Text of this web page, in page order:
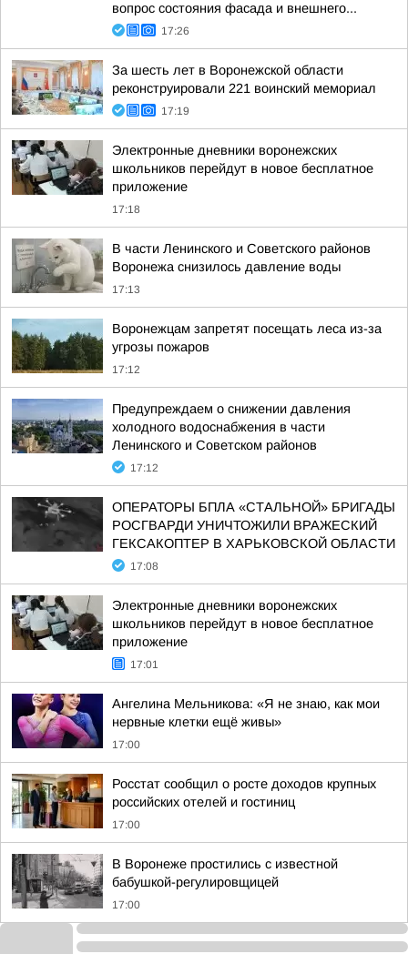
вопрос состояния фасада и внешнего...
17:26
За шесть лет в Воронежской области
реконструировали 221 воинский мемориал
17:19
Электронные дневники воронежских
школьников перейдут в новое бесплатное
приложение
17:18
В части Ленинского и Советского районов
Воронежа снизилось давление воды
17:13
Воронежцам запретят посещать леса из-за
угрозы пожаров
17:12
Предупреждаем о снижении давления
холодного водоснабжения в части
Ленинского и Советском районов
17:12
ОПЕРАТОРЫ БПЛА «СТАЛЬНОЙ» БРИГАДЫ
РОСГВАРДИ УНИЧТОЖИЛИ ВРАЖЕСКИЙ
ГЕКСАКОПТЕР В ХАРЬКОВСКОЙ ОБЛАСТИ
17:08
Электронные дневники воронежских
школьников перейдут в новое бесплатное
приложение
17:01
Ангелина Мельникова: «Я не знаю, как мои
нервные клетки ещё живы»
17:00
Росстат сообщил о росте доходов крупных
российских отелей и гостиниц
17:00
В Воронеже простились с известной
бабушкой-регулировщицей
17:00